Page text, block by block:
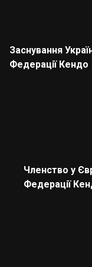
Заснування
Федерації Кендо
Членство у
Федерації